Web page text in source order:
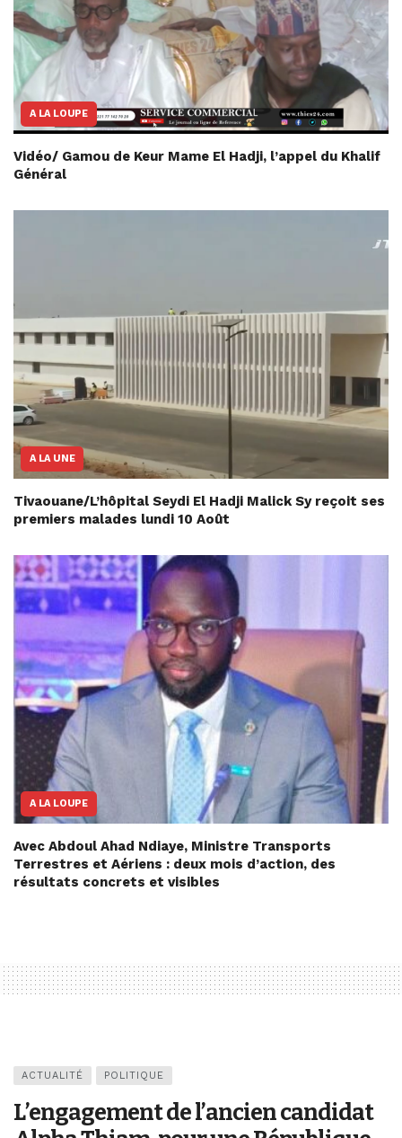
A LA LOUPE
Vidéo/ Gamou de Keur Mame El Hadji, l’appel du Khalif
Général
A LA UNE
Tivaouane/L’hôpital Seydi El Hadji Malick Sy reçoit ses
premiers malades lundi 10 Août
A LA LOUPE
Avec Abdoul Ahad Ndiaye, Ministre Transports
Terrestres et Aériens : deux mois d’action, des
résultats concrets et visibles
ACTUALITÉ POLITIQUE
L’engagement de l’ancien candidat